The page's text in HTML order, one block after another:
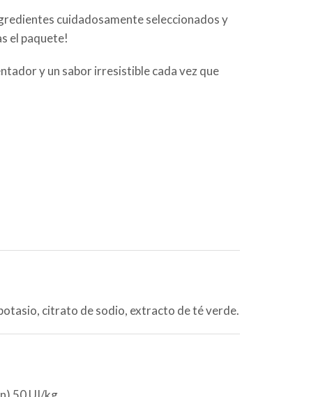
cuidadosamente seleccionados y
el paquete!
y un sabor irresistible cada vez que
citrato de sodio, extracto de té verde.